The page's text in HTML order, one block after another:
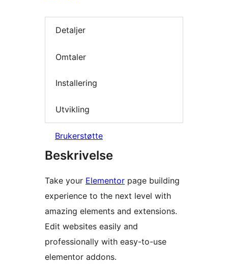
Detaljer
Omtaler
Installering
Utvikling
Brukerstøtte
Beskrivelse
Take your Elementor page building
experience to the next level with
amazing elements and extensions.
Edit websites easily and
professionally with easy-to-use
elementor addons.